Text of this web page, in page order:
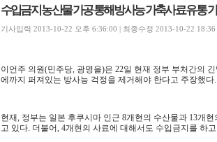
수입금지 농산물 가공 통해 방사능 가축사료 유통
기사입력 2013-10-22 오후 6:36:00 | 최종수정 2013-10-22 18:36
이언주 의원(민주당, 광명을)은 22일 현재 정부 부처간의
에까지 퍼져있는 방사능 걱정을 제거해야 한다고 주장했다.
현재, 정부는 일본 후쿠시마 인근 8개현의 수산물과 13개
고 있다. 더불어, 4개현의 사료에 대해서도 수입금지를 하